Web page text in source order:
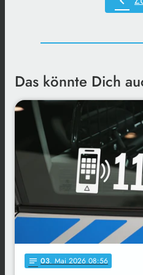
Das könnte Dich
notes 03. Mai 2026 08:56